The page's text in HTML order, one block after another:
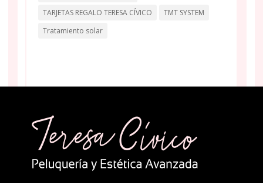
TARJETAS REGALO TERESA CÍVICO
TMT SYSTEM
Tratamiento solar